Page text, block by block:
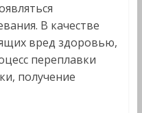
В качестве
вред здоровью,
переплавки
получение